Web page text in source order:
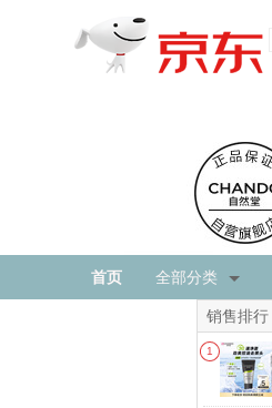
首页 全部分类
销售排行
1